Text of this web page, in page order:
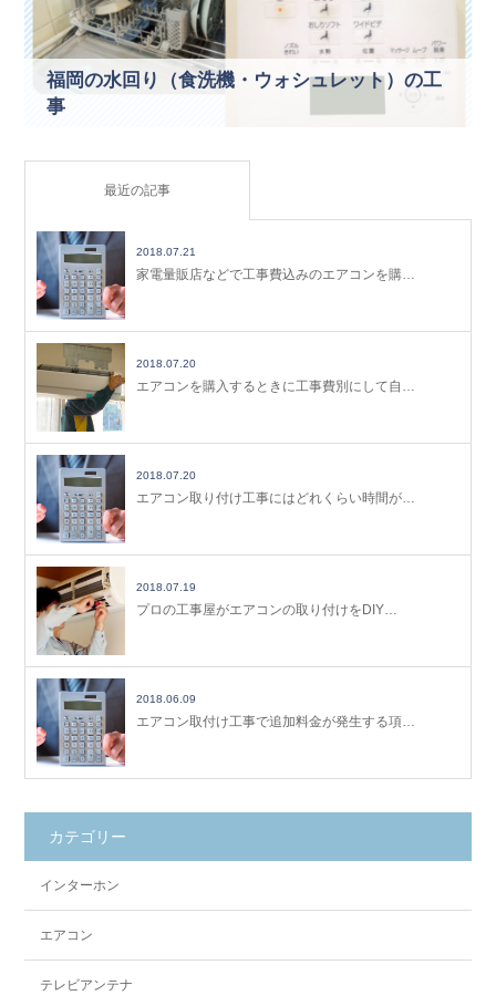
福岡の水回り（食洗機・ウォシュレット）の工
事
最近の記事
2018.07.21
家電量販店などで工事費込みのエアコンを購…
2018.07.20
エアコンを購入するときに工事費別にして自…
2018.07.20
エアコン取り付け工事にはどれくらい時間が…
2018.07.19
プロの工事屋がエアコンの取り付けをDIY…
2018.06.09
エアコン取付け工事で追加料金が発生する項…
カテゴリー
インターホン
エアコン
テレビアンテナ